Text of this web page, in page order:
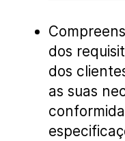
dos
dos
as suas